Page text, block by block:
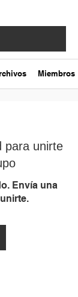
Miembros
para unirte
Envía una